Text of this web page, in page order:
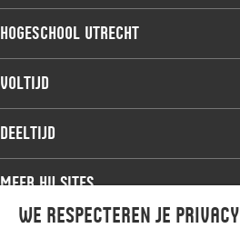
We respecteren je privacy
Hogeschool Utrecht
Voltijdopleidingen
Deeltijdopleidingen
Onderzoek
Werken bij de HU
Voltijd
Associate degree
Bachelor
Master
Studiekeuze voltijd
Deeltijd
Associate degree
Bachelor
Meer HU sites
HU International